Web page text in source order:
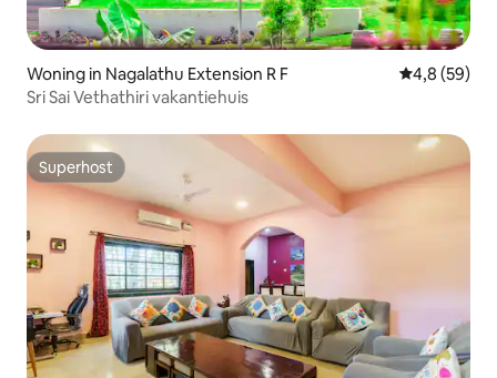
Woning in Nagalathu Extension R F Gemiddelde
4,8 (59)
Sri Sai Vethathiri vakantiehuis
Superhost
Superhost